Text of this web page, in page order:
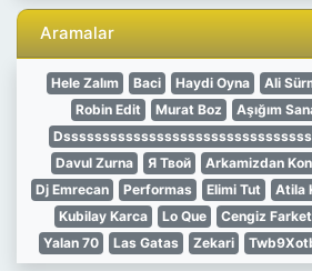
Aramalar
Hele Zalım Baci Haydi Oyna Ali
Robin Edit
Murat Boz Aşığım
Davul Zurna
Я Твой Arkamizdan
Dj Emrecan
Performas Elimi Tut Atila
Kubilay Karca
Lo Que Cengiz
Yalan 70
Las Gatas Zekari